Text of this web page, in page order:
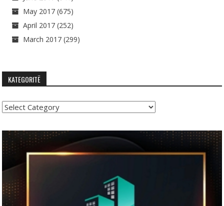
May 2017 (675)
April 2017 (252)
March 2017 (299)
KATEGORITË
Kategoritë